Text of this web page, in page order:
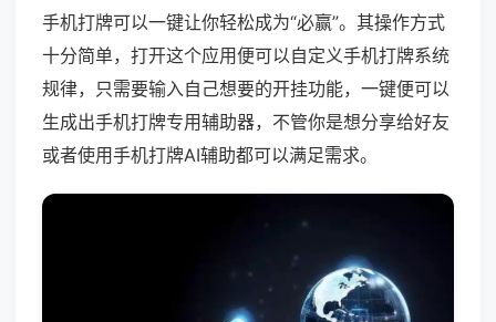
手机打牌可以一键让你轻松成为“必赢”。其操作方式
十分简单，打开这个应用便可以自定义手机打牌系统
规律，只需要输入自己想要的开挂功能，一键便可以
生成出手机打牌专用辅助器，不管你是想分享给好友
或者使用手机打牌AI辅助都可以满足需求。